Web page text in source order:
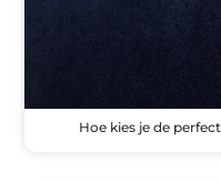
Hoe kies je de